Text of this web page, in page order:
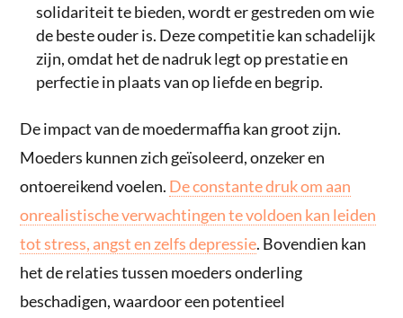
solidariteit te bieden, wordt er gestreden om wie
de beste ouder is. Deze competitie kan schadelijk
zijn, omdat het de nadruk legt op prestatie en
perfectie in plaats van op liefde en begrip.
De impact van de moedermaffia kan groot zijn.
Moeders kunnen zich geïsoleerd, onzeker en
ontoereikend voelen. De constante druk om aan
onrealistische verwachtingen te voldoen kan leiden
tot stress, angst en zelfs depressie. Bovendien kan
het de relaties tussen moeders onderling
beschadigen, waardoor een potentieel